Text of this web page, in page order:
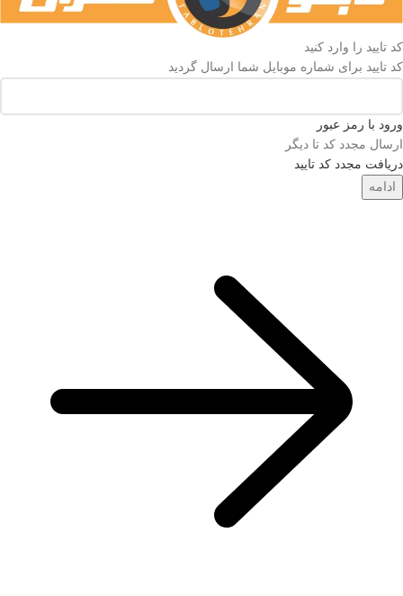
کد تایید را وارد کنید
کد تایید برای شماره موبایل شما ارسال گردید
ورود با رمز عبور
ارسال مجدد کد تا دیگر
دریافت مجدد کد تایید
ادامه